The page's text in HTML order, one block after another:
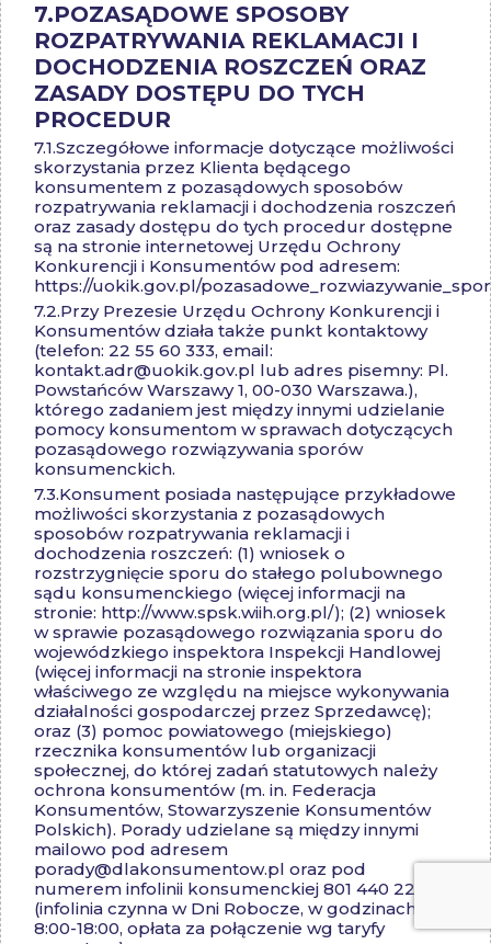
7.POZASĄDOWE SPOSOBY
ROZPATRYWANIA REKLAMACJI I
DOCHODZENIA ROSZCZEŃ ORAZ
ZASADY DOSTĘPU DO TYCH
PROCEDUR
7.1.Szczegółowe informacje dotyczące możliwości
skorzystania przez Klienta będącego
konsumentem z pozasądowych sposobów
rozpatrywania reklamacji i dochodzenia roszczeń
oraz zasady dostępu do tych procedur dostępne
są na stronie internetowej Urzędu Ochrony
Konkurencji i Konsumentów pod adresem:
https://uokik.gov.pl/
7.2.Przy Prezesie Urzędu Ochrony Konkurencji i
Konsumentów działa także punkt kontaktowy
(telefon: 22 55 60 333, email:
kontakt.adr@uokik.gov.pl lub adres pisemny: Pl.
Powstańców Warszawy 1, 00-030 Warszawa.),
którego zadaniem jest między innymi udzielanie
pomocy konsumentom w sprawach dotyczących
pozasądowego rozwiązywania sporów
konsumenckich.
7.3.Konsument posiada następujące przykładowe
możliwości skorzystania z pozasądowych
sposobów rozpatrywania reklamacji i
dochodzenia roszczeń: (1) wniosek o
rozstrzygnięcie sporu do stałego polubownego
sądu konsumenckiego (więcej informacji na
stronie: http://www.spsk.wiih.org.pl/); (2) wniosek
w sprawie pozasądowego rozwiązania sporu do
wojewódzkiego inspektora Inspekcji Handlowej
(więcej informacji na stronie inspektora
właściwego ze względu na miejsce wykonywania
działalności gospodarczej przez Sprzedawcę);
oraz (3) pomoc powiatowego (miejskiego)
rzecznika konsumentów lub organizacji
społecznej, do której zadań statutowych należy
ochrona konsumentów (m. in. Federacja
Konsumentów, Stowarzyszenie Konsumentów
Polskich). Porady udzielane są między innymi
mailowo pod adresem
porady@dlakonsumentow.pl oraz pod
numerem infolinii konsumenckiej 801 440 220
(infolinia czynna w Dni Robocze, w godzinach
8:00-18:00, opłata za połączenie wg taryfy